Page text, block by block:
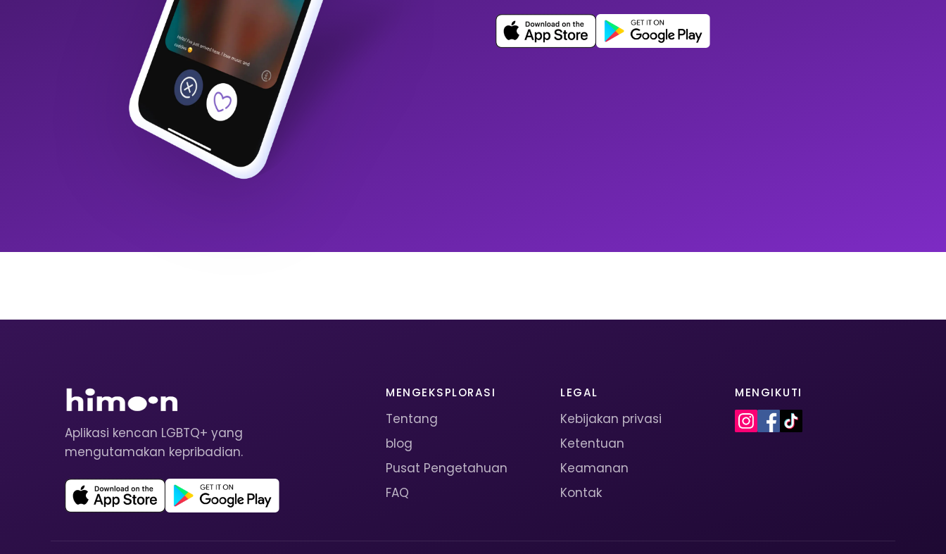
Aplikasi kencan LGBTQ+ yang
mengutamakan kepribadian.
MENGEKSPLORASI
Tentang
blog
Pusat Pengetahuan
FAQ
LEGAL
Kebijakan privasi
Ketentuan
Keamanan
Kontak
MENGIKUTI